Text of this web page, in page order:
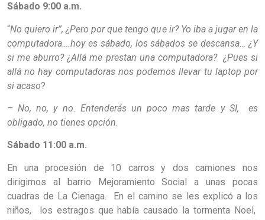
Sábado 9:00 a.m.
“No quiero ir”, ¿Pero por que tengo que ir? Yo iba a jugar en la
computadora….hoy es sábado, los sábados se descansa… ¿Y
si me aburro? ¿Allá me prestan una computadora? ¿Pues si
allá no hay computadoras nos podemos llevar tu laptop por
si acaso?
– No, no, y no. Entenderás un poco mas tarde y SI, es
obligado, no tienes opción.
Sábado 11:00 a.m.
En una procesión de 10 carros y dos camiones nos
dirigimos al barrio Mejoramiento Social a unas pocas
cuadras de La Cienaga. En el camino se les explicó a los
niños, los estragos que había causado la tormenta Noel,